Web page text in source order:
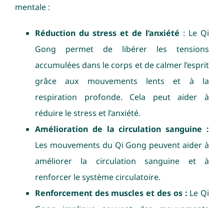
mentale :
Réduction du stress et de l’anxiété : Le Qi
Gong permet de libérer les tensions
accumulées dans le corps et de calmer l’esprit
grâce aux mouvements lents et à la
respiration profonde. Cela peut aider à
réduire le stress et l’anxiété.
Amélioration de la circulation sanguine :
Les mouvements du Qi Gong peuvent aider à
améliorer la circulation sanguine et à
renforcer le système circulatoire.
Renforcement des muscles et des os : Le Qi